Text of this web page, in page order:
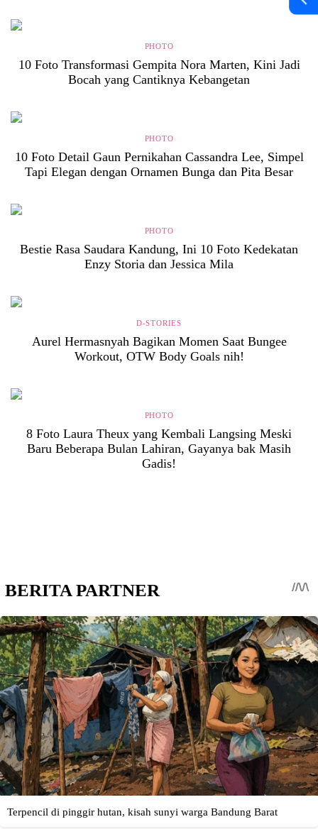
PHOTO
10 Foto Transformasi Gempita Nora Marten, Kini Jadi
Bocah yang Cantiknya Kebangetan
PHOTO
10 Foto Detail Gaun Pernikahan Cassandra Lee, Simpel
Tapi Elegan dengan Ornamen Bunga dan Pita Besar
PHOTO
Bestie Rasa Saudara Kandung, Ini 10 Foto Kedekatan
Enzy Storia dan Jessica Mila
D-STORIES
Aurel Hermasnyah Bagikan Momen Saat Bungee
Workout, OTW Body Goals nih!
PHOTO
8 Foto Laura Theux yang Kembali Langsing Meski
Baru Beberapa Bulan Lahiran, Gayanya bak Masih
Gadis!